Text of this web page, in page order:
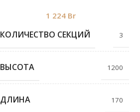
1 224 Br
КОЛИЧЕСТВО СЕКЦИЙ 3
ВЫСОТА 1200
ДЛИНА 170